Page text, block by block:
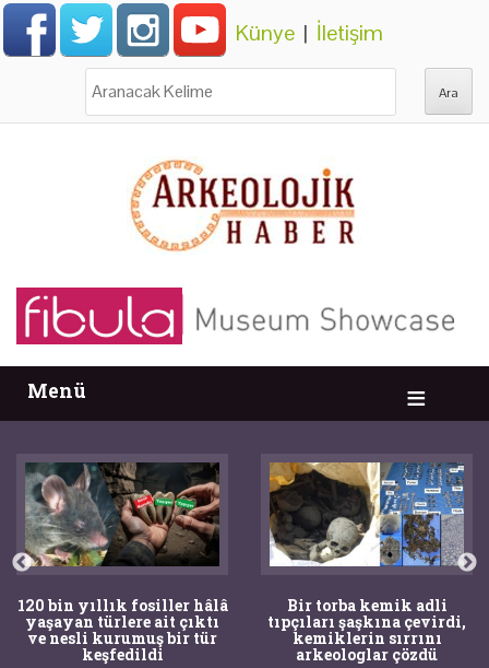
Künye | İletişim
Menü
120 bin yıllık fosiller hâlâ
yaşayan türlere ait çıktı
ve nesli kurumuş bir tür
keşfedildi
Bir torba kemik adli
tıpçıları şaşkına çevirdi,
kemiklerin sırrını
arkeologlar çözdü